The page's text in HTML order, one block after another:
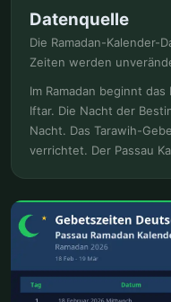
Datenquelle
Die Ramadan-Kalender-
Zeiten werden
Im Ramadan beginnt
Iftar. Die Nacht der
Nacht. Das Tarawih-
verrichtet. Der Passau